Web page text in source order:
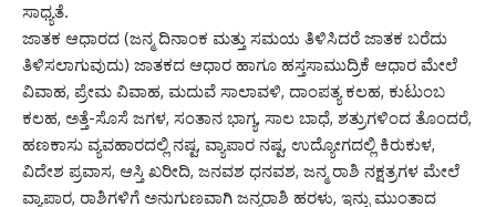
ಸಾಧ್ಯತೆ.
ಜಾತಕ ಆಧಾರದ (ಜನ್ಮ ದಿನಾಂಕ ಮತ್ತು ಸಮಯ ತಿಳಿಸಿದರೆ ಜಾತಕ ಬರೆದು
ತಿಳಿಸಲಾಗುವುದು) ಜಾತಕದ ಆಧಾರ ಹಾಗೂ ಹಸ್ತಸಾಮುದ್ರಿಕೆ ಆಧಾರ ಮೇಲೆ
ವಿವಾಹ, ಪ್ರೇಮ ವಿವಾಹ, ಮದುವೆ ಸಾಲಾವಳಿ, ದಾಂಪತ್ಯ ಕಲಹ, ಕುಟುಂಬ
ಕಲಹ, ಅತ್ತೆ-ಸೊಸೆ ಜಗಳ, ಸಂತಾನ ಭಾಗ್ಯ, ಸಾಲ ಬಾಧೆ, ಶತ್ರುಗಳಿಂದ ತೊಂದರೆ,
ಹಣಕಾಸು ವ್ಯವಹಾರದಲ್ಲಿ ನಷ್ಟ, ವ್ಯಾಪಾರ ನಷ್ಟ, ಉದ್ಯೋಗದಲ್ಲಿ ಕಿರುಕುಳ,
ವಿದೇಶ ಪ್ರವಾಸ, ಆಸ್ತಿ ಖರೀದಿ, ಜನವಶ ಧನವಶ, ಜನ್ಮ ರಾಶಿ ನಕ್ಷತ್ರಗಳ ಮೇಲೆ
ವ್ಯಾಪಾರ, ರಾಶಿಗಳಿಗೆ ಅನುಗುಣವಾಗಿ ಜನ್ಮರಾಶಿ ಹರಳು, ಇನ್ನು ಮುಂತಾದ